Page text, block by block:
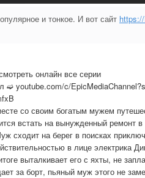
и тонкое. И вот сайт
онлайн все серии
➫ youtube.com/c/
со своим богатым мужем
встать на вынужденный ремонт
сходит на берег в поисках
в лице электрика
выталкивает его с яхты, не
за борт, пьяный муж этого не